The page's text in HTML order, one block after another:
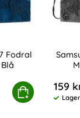
Fodral
Köp
Fodral 159